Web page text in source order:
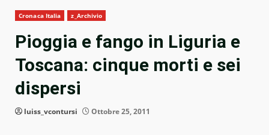
Cronaca Italia z_Archivio
Pioggia e fango in Liguria e
Toscana: cinque morti e sei
dispersi
luiss_vcontursi Ottobre 25, 2011